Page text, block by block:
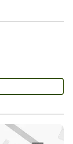
spokojená se